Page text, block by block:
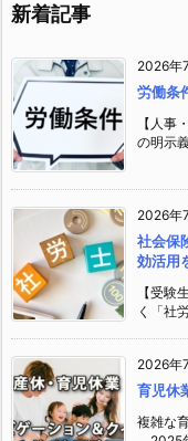
新着記事
2026年
労働条
【人事
の明示
2026年
社会保
効活用
【受験
く「社
2026年
育児休
複雑な